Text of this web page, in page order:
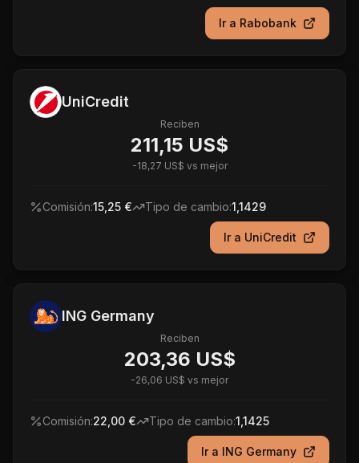
Ir a Rabobank
UniCredit
Reciben
211,15 US$
-18,27 US$ vs mejor
Comisión:15,25 € Tipo de cambio:1,1429
Ir a UniCredit
ING Germany
Reciben
203,36 US$
-26,06 US$ vs mejor
Comisión:22,00 € Tipo de cambio:1,1425
Ir a ING Germany